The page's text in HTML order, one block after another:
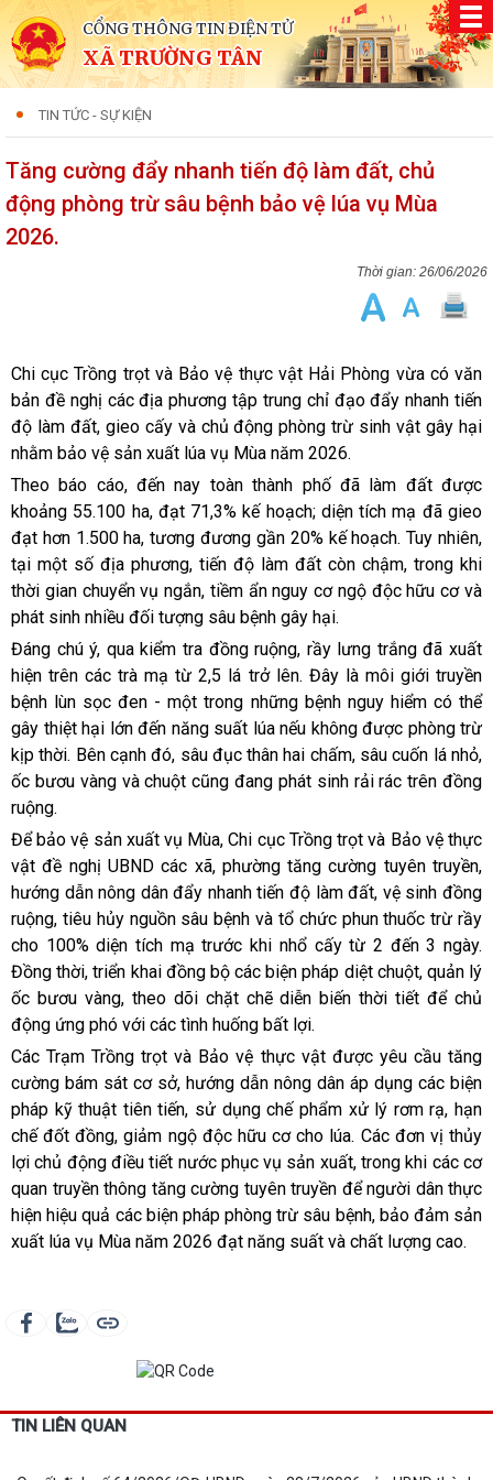
CỔNG THÔNG TIN ĐIỆN TỬ
XÃ TRƯỜNG TÂN
TIN TỨC - SỰ KIỆN
Tăng cường đẩy nhanh tiến độ làm đất, chủ
động phòng trừ sâu bệnh bảo vệ lúa vụ Mùa
2026.
26/06/2026
Chi cục Trồng trọt và Bảo vệ thực vật Hải Phòng vừa có văn
bản đề nghị các địa phương tập trung chỉ đạo đẩy nhanh tiến
độ làm đất, gieo cấy và chủ động phòng trừ sinh vật gây hại
nhằm bảo vệ sản xuất lúa vụ Mùa năm 2026.
Theo báo cáo, đến nay toàn thành phố đã làm đất được
khoảng 55.100 ha, đạt 71,3% kế hoạch; diện tích mạ đã gieo
đạt hơn 1.500 ha, tương đương gần 20% kế hoạch. Tuy nhiên,
tại một số địa phương, tiến độ làm đất còn chậm, trong khi
thời gian chuyển vụ ngắn, tiềm ẩn nguy cơ ngộ độc hữu cơ và
phát sinh nhiều đối tượng sâu bệnh gây hại.
Đáng chú ý, qua kiểm tra đồng ruộng, rầy lưng trắng đã xuất
hiện trên các trà mạ từ 2,5 lá trở lên. Đây là môi giới truyền
bệnh lùn sọc đen - một trong những bệnh nguy hiểm có thể
gây thiệt hại lớn đến năng suất lúa nếu không được phòng trừ
kịp thời. Bên cạnh đó, sâu đục thân hai chấm, sâu cuốn lá nhỏ,
ốc bươu vàng và chuột cũng đang phát sinh rải rác trên đồng
ruộng.
Để bảo vệ sản xuất vụ Mùa, Chi cục Trồng trọt và Bảo vệ thực
vật đề nghị UBND các xã, phường tăng cường tuyên truyền,
hướng dẫn nông dân đẩy nhanh tiến độ làm đất, vệ sinh đồng
ruộng, tiêu hủy nguồn sâu bệnh và tổ chức phun thuốc trừ rầy
cho 100% diện tích mạ trước khi nhổ cấy từ 2 đến 3 ngày.
Đồng thời, triển khai đồng bộ các biện pháp diệt chuột, quản lý
ốc bươu vàng, theo dõi chặt chẽ diễn biến thời tiết để chủ
động ứng phó với các tình huống bất lợi.
Các Trạm Trồng trọt và Bảo vệ thực vật được yêu cầu tăng
cường bám sát cơ sở, hướng dẫn nông dân áp dụng các biện
pháp kỹ thuật tiên tiến, sử dụng chế phẩm xử lý rơm rạ, hạn
chế đốt đồng, giảm ngộ độc hữu cơ cho lúa. Các đơn vị thủy
lợi chủ động điều tiết nước phục vụ sản xuất, trong khi các cơ
quan truyền thông tăng cường tuyên truyền để người dân thực
hiện hiệu quả các biện pháp phòng trừ sâu bệnh, bảo đảm sản
xuất lúa vụ Mùa năm 2026 đạt năng suất và chất lượng cao.
TIN LIÊN QUAN